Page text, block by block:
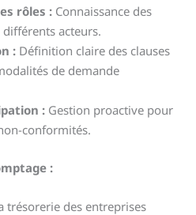
rôles : Connaissance des
acteurs.
: Définition claire des clauses
de demande
: Gestion proactive pour
conformités.
:
trésorerie des entreprises